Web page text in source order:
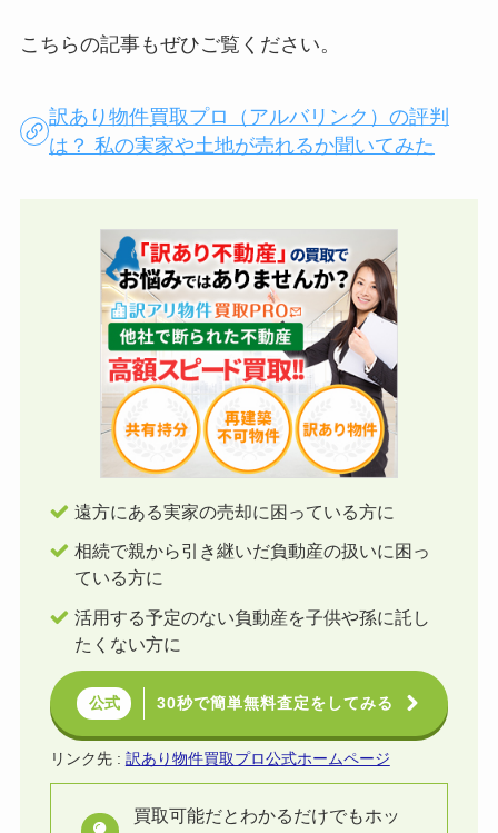
こちらの記事もぜひご覧ください。
訳あり物件買取プロ（アルバリンク）の評判
は？ 私の実家や土地が売れるか聞いてみた
遠方にある実家の売却に困っている方に
相続で親から引き継いだ負動産の扱いに困っ
ている方に
活用する予定のない負動産を子供や孫に託し
たくない方に
公式 30秒で簡単無料査定をしてみる
リンク先 : 訳あり物件買取プロ公式ホームページ
買取可能だとわかるだけでもホッ